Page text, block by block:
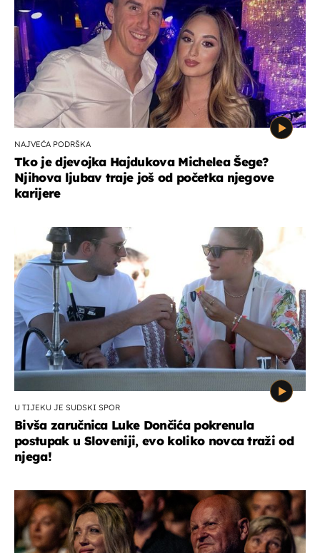
NAJVEĆA PODRŠKA
Tko je djevojka Hajdukova Michelea Šege?
Njihova ljubav traje još od početka njegove
karijere
U TIJEKU JE SUDSKI SPOR
Bivša zaručnica Luke Dončića pokrenula
postupak u Sloveniji, evo koliko novca traži od
njega!